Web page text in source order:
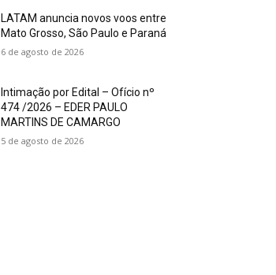
LATAM anuncia novos voos entre
Mato Grosso, São Paulo e Paraná
6 de agosto de 2026
Intimação por Edital – Ofício nº
474 /2026 – EDER PAULO
MARTINS DE CAMARGO
5 de agosto de 2026